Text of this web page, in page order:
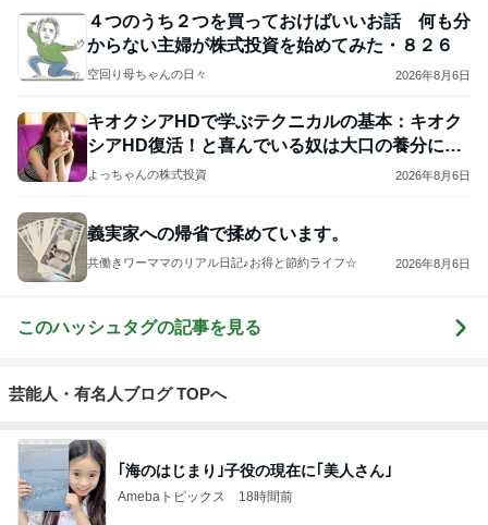
４つのうち２つを買っておけばいいお話 何も分
からない主婦が株式投資を始めてみた・８２６
空回り母ちゃんの日々 2026年8月6日
キオクシアHDで学ぶテクニカルの基本：キオク
シアHD復活！と喜んでいる奴は大口の養分にな
るだけ
よっちゃんの株式投資 2026年8月6日
義実家への帰省で揉めています。
共働きワーママのリアル日記♪お得と節約ライフ☆ 2026年8月6日
このハッシュタグの記事を見る
芸能人・有名人ブログ TOPへ
｢海のはじまり｣子役の現在に｢美人さん｣
Amebaトピックス 18時間前